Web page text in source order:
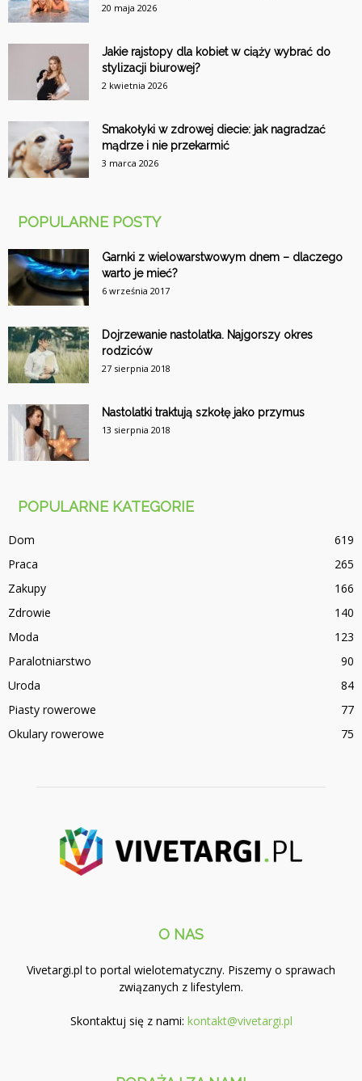
20 maja 2026
Jakie rajstopy dla kobiet w ciąży wybrać do
stylizacji biurowej?
2 kwietnia 2026
Smakołyki w zdrowej diecie: jak nagradzać
mądrze i nie przekarmić
3 marca 2026
POPULARNE POSTY
Garnki z wielowarstwowym dnem – dlaczego
warto je mieć?
6 września 2017
Dojrzewanie nastolatka. Najgorszy okres
rodziców
27 sierpnia 2018
Nastolatki traktują szkołę jako przymus
13 sierpnia 2018
POPULARNE KATEGORIE
Dom
619
Praca
265
Zakupy
166
Zdrowie
140
Moda
123
Paralotniarstwo
90
Uroda
84
Piasty rowerowe
77
Okulary rowerowe
75
O NAS
Vivetargi.pl to portal wielotematyczny. Piszemy o sprawach
związanych z lifestylem.
Skontaktuj się z nami: kontakt@vivetargi.pl